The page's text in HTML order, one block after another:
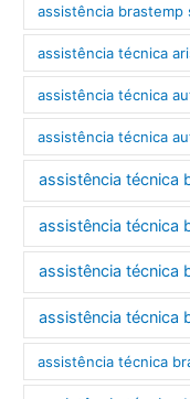
assistência brastemp
assistência técnica
assistência técnica
assistência técnica
assistência técnica
assistência técnica
assistência técnica
assistência técnica
assistência técnica